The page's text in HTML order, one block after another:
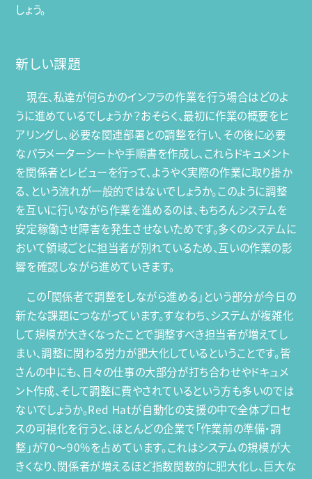
しょう。
新しい課題
現在、私達が何らかのインフラの作業を行う場合はどのよ
うに進めているでしょうか？おそらく、最初に作業の概要をヒ
アリングし、必要な関連部署との調整を行い、その後に必要
なパラメーターシートや手順書を作成し、これらドキュメント
を関係者とレビューを行って、ようやく実際の作業に取り掛か
る、という流れが一般的ではないでしょうか。このように調整
を互いに行いながら作業を進めるのは、もちろんシステムを
安定稼働させ障害を発生させないためです。多くのシステムに
おいて領域ごとに担当者が別れているため、互いの作業の影
響を確認しながら進めていきます。
この「関係者で調整をしながら進める」という部分が今日の
新たな課題につながっています。すなわち、システムが複雑化
して規模が大きくなったことで調整すべき担当者が増えてし
まい、調整に関わる労力が肥大化しているということです。皆
さんの中にも、日々の仕事の大部分が打ち合わせやドキュメ
ント作成、そして調整に費やされているという方も多いのでは
ないでしょうか。Red Hatが自動化の支援の中で全体プロセ
スの可視化を行うと、ほとんどの企業で「作業前の準備・調
整」が70〜90%を占めています。これはシステムの規模が大
きくなり、関係者が増えるほど指数関数的に肥大化し、巨大な